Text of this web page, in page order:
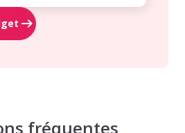
fréquentes